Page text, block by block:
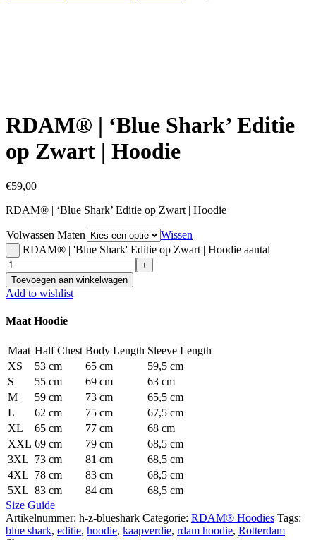
RDAM® | ‘Blue Shark’ Editie
op Zwart | Hoodie
€59,00
RDAM® | ‘Blue Shark’ Editie op Zwart | Hoodie
Volwassen Maten
Wissen
RDAM® | 'Blue Shark' Editie op Zwart | Hoodie aantal
Toevoegen aan winkelwagen
Add to wishlist
Maat Hoodie
Maat Half Chest Body Length Sleeve Length
XS
53 cm 65 cm
59,5 cm
S
55 cm 69 cm
63 cm
M
59 cm 73 cm
65,5 cm
L
62 cm 75 cm
67,5 cm
XL
65 cm 77 cm
68 cm
XXL 69 cm 79 cm
68,5 cm
3XL 73 cm 81 cm
68,5 cm
4XL 78 cm 83 cm
68,5 cm
5XL 83 cm 84 cm
68,5 cm
Size Guide
Artikelnummer: h-z-blueshark Categorie: RDAM® Hoodies Tags:
blue shark, editie, hoodie, kaapverdie, rdam hoodie, Rotterdam